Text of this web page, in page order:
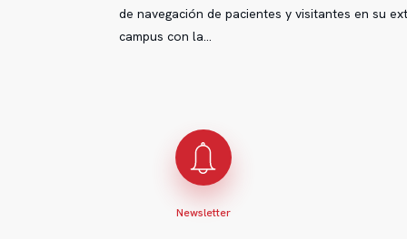
de navegación de pacientes y visitantes en su
campus con la…
Newsletter